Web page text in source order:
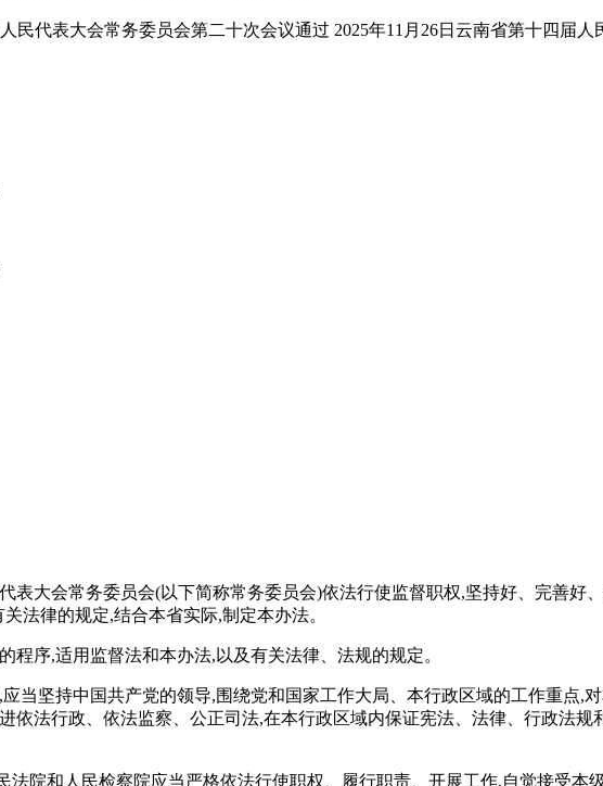
民代表大会常务委员会第二十次会议通过 2025年11月26日云南省第十四届
表大会常务委员会(以下简称常务委员会)依法行使监督职权,坚持好、完善
法律的规定,结合本省实际,制定本办法。
程序,适用监督法和本办法,以及有关法律、法规的规定。
当坚持中国共产党的领导,围绕党和国家工作大局、本行政区域的工作重点,
依法行政、依法监察、公正司法,在本行政区域内保证宪法、法律、行政法
法院和人民检察院应当严格依法行使职权、履行职责、开展工作,自觉接受本